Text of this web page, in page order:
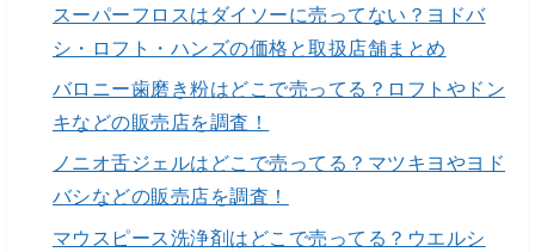
スーパーフロスはダイソーに売ってない？ヨドバ
シ・ロフト・ハンズの価格と取扱店舗まとめ
バロニー歯磨き粉はどこで売ってる？ロフトやドン
キなどの販売店を調査！
ノニオ舌ジェルはどこで売ってる？マツキヨやヨド
バシなどの販売店を調査！
マウスピース洗浄剤はどこで売ってる？ウエルシ